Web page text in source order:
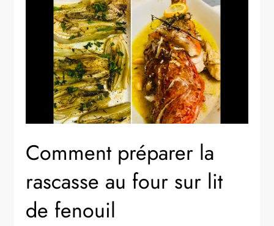
Comment préparer la
rascasse au four sur lit
de fenouil